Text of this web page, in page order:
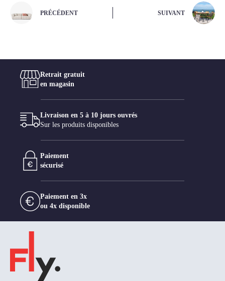
PRÉCÉDENT SUIVANT
Retrait gratuit
en magasin
Livraison en 5 à 10 jours ouvrés
Sur les produits disponibles
Paiement
sécurisé
Paiement en 3x
ou 4x disponible